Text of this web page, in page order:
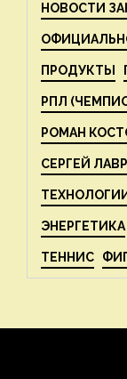
НОВОСТИ
ПРОДУКТЫ
РПЛ
РОМАН
СЕРГЕЙ
ТЕХНОЛОГИИ
ЭНЕРГЕТИКА
ТЕННИС